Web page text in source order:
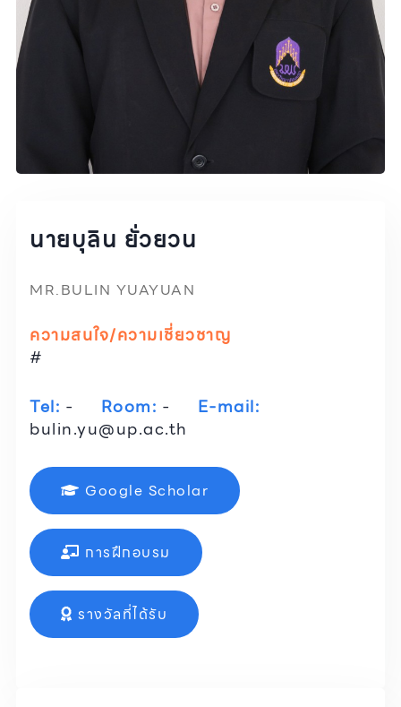
นายบุลิน ยั่วยวน
MR.BULIN YUAYUAN
ความสนใจ/ความเชี่ยวชาญ
#
Tel: - Room: - E-mail:
bulin.yu@up.ac.th
Google Scholar
การฝึกอบรม
รางวัลที่ได้รับ